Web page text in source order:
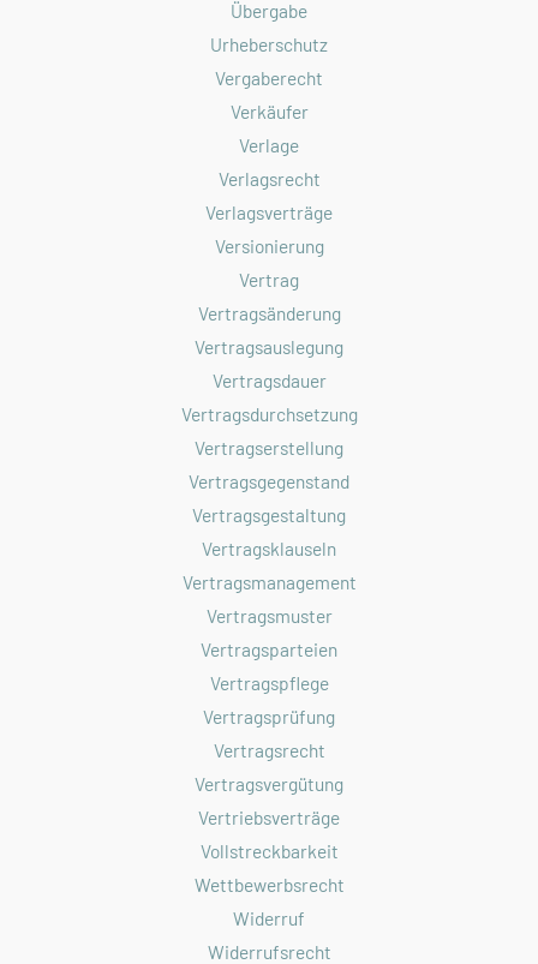
Übergabe
Urheberschutz
Vergaberecht
Verkäufer
Verlage
Verlagsrecht
Verlagsverträge
Versionierung
Vertrag
Vertragsänderung
Vertragsauslegung
Vertragsdauer
Vertragsdurchsetzung
Vertragserstellung
Vertragsgegenstand
Vertragsgestaltung
Vertragsklauseln
Vertragsmanagement
Vertragsmuster
Vertragsparteien
Vertragspflege
Vertragsprüfung
Vertragsrecht
Vertragsvergütung
Vertriebsverträge
Vollstreckbarkeit
Wettbewerbsrecht
Widerruf
Widerrufsrecht